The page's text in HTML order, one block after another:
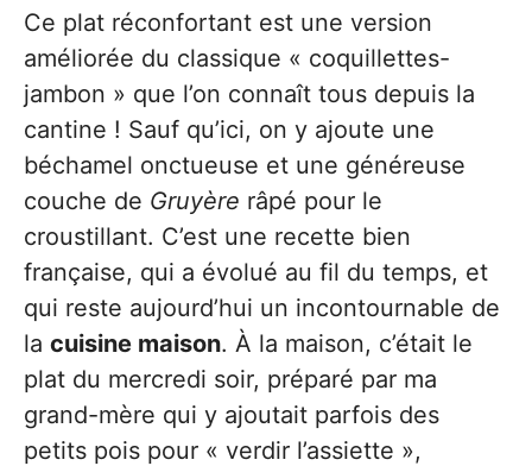
Ce plat réconfortant est une version
améliorée du classique « coquillettes-
jambon » que l’on connaît tous depuis la
cantine ! Sauf qu’ici, on y ajoute une
béchamel onctueuse et une généreuse
couche de Gruyère râpé pour le
croustillant. C’est une recette bien
française, qui a évolué au fil du temps, et
qui reste aujourd’hui un incontournable de
la cuisine maison. À la maison, c’était le
plat du mercredi soir, préparé par ma
grand-mère qui y ajoutait parfois des
petits pois pour « verdir l’assiette »,